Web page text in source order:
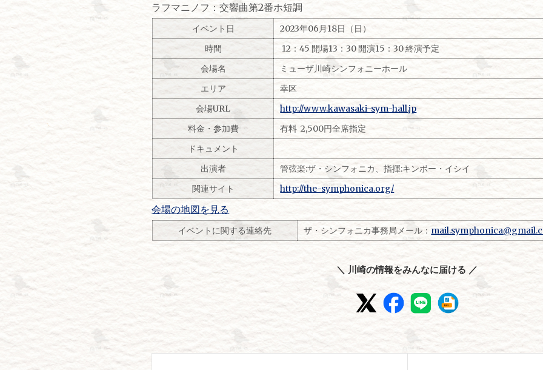
ラフマニノフ：交響曲第2番ホ短調
イベント日
2023年06月18日（日）
時間
12：45 開場13：30 開演15：30 終演予定
会場名
ミューザ川崎シンフォニーホール
エリア
幸区
会場URL
http://www.kawasaki-sym-hall.jp
料金・参加費
有料 2,500円全席指定
ドキュメント
出演者
管弦楽:ザ・シンフォニカ、指揮:キンボー・イシイ
関連サイト
http://the-symphonica.org/
会場の地図を見る
イベントに関する連絡先 ザ・シンフォニカ事務局メール：
＼ 川崎の情報をみんなに届ける ／